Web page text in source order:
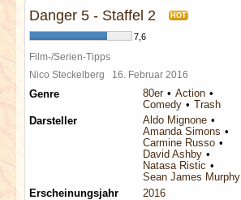
Danger 5 - Staffel 2 HOT
7,6
Film-/Serien-Tipps
Nico Steckelberg 16. Februar 2016
Genre 80er
Action
Comedy
Trash
Darsteller
Aldo Mignone
Amanda Simons
Carmine Russo
David Ashby
Natasa Ristic
Sean James Murphy
Erscheinungsjahr
2016